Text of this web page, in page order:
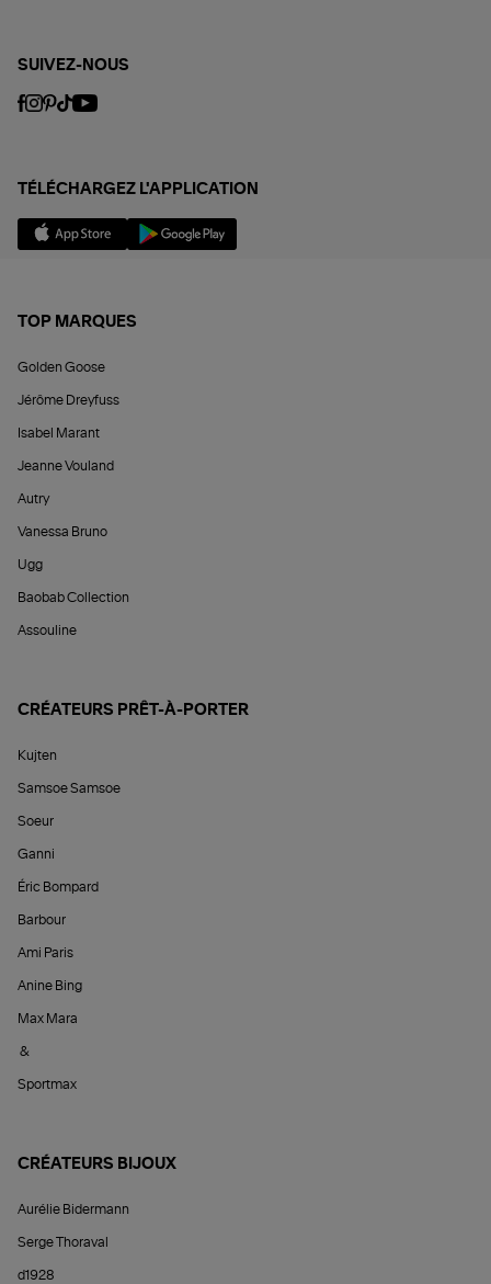
SUIVEZ-NOUS
TÉLÉCHARGEZ L'APPLICATION
TOP MARQUES
Golden Goose
Jérôme Dreyfuss
Isabel Marant
Jeanne Vouland
Autry
Vanessa Bruno
Ugg
Baobab Collection
Assouline
CRÉATEURS PRÊT-À-PORTER
Kujten
Samsoe Samsoe
Soeur
Ganni
Éric Bompard
Barbour
Ami Paris
Anine Bing
Max Mara
&
Sportmax
CRÉATEURS BIJOUX
Aurélie Bidermann
Serge Thoraval
d1928